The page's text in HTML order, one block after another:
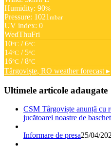
Humidity: 90%
Pressure: 1021 mbar
UV index: 0
WedThuFri
10°C / 6°C
14°C / 5°C
16°C / 8°C
Târgoviște, RO weather forecast ▸
Ultimele articole adaugate
CSM Târgoviște anunță cu
jucătoarei noastre de baschet
Informare de presa25/04/